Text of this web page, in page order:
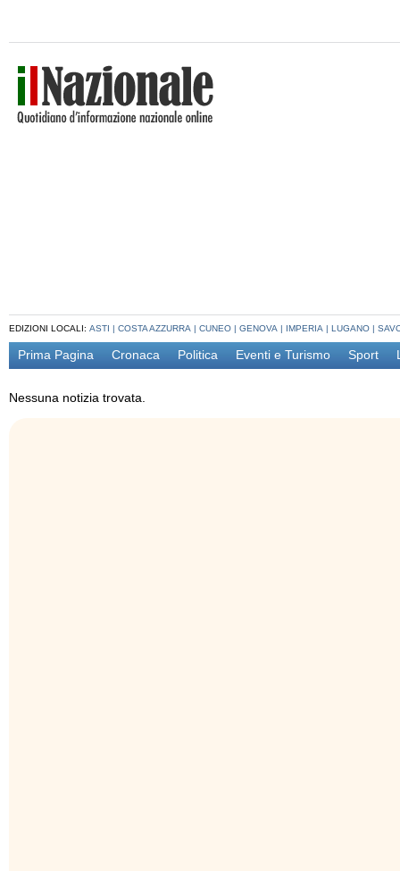
EDIZIONI LOCALI: ASTI | COSTA AZZURRA | CUNEO | GENOVA | IMPERIA | LUGANO |
Prima Pagina Cronaca Politica Eventi e Turismo Sport
Nessuna notizia trovata.